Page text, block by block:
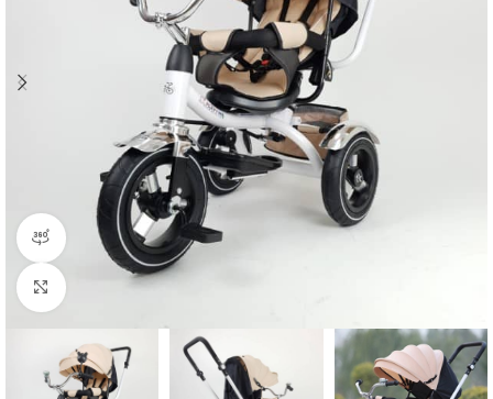
360 product view
Click to enlarge